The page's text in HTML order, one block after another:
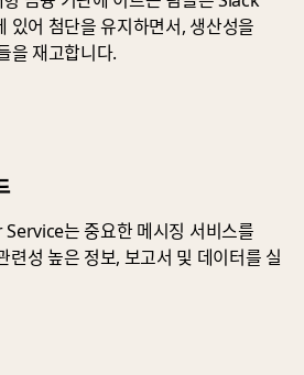
비즈니스 전략 및
운영 부문 글로벌
있어 첨단을 유지하면서, 생산성을
을 재고합니다.
는 중요한 메시징 서비스를
성 높은 정보, 보고서 및 데이터를 실